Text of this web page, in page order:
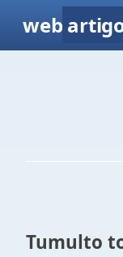
web
Tumulto